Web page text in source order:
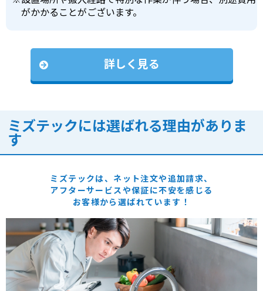
がかかることがございます。
詳しく見る
ミズテックには選ばれる理由がありま
す
ミズテックは、ネット注文や追加請求、
アフターサービスや保証に不安を感じる
お客様から選ばれています！